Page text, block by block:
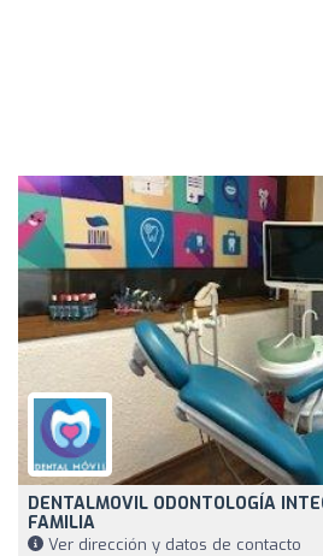
DENTALMOVIL ODONTOLOGÍA
FAMILIA
Ver dirección y datos de contacto